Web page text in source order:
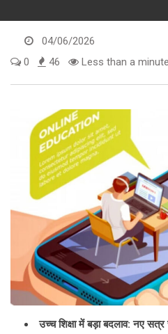
04/06/2026
0
46 Less than a minute
उच्च शिक्षा में बड़ा बदलाव: नए